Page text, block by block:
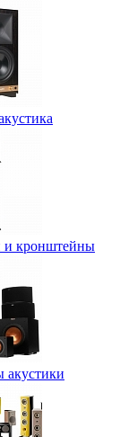
и кронштейны
акустики